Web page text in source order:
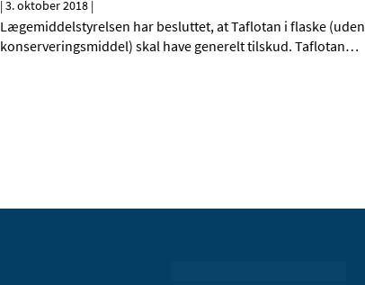
|3. oktober 2018 |
Lægemiddelstyrelsen har besluttet, at Taflotan i flaske (uden
konserveringsmiddel) skal have generelt tilskud. Taflotan…